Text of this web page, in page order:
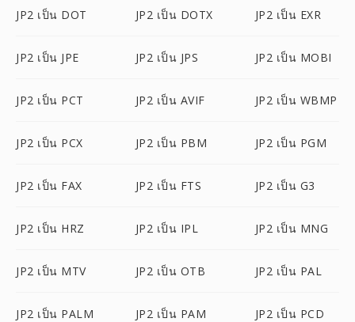
JP2 เป็น DOT JP2 เป็น DOTX JP2 เป็น EXR
JP2 เป็น JPE JP2 เป็น JPS JP2 เป็น MOBI
JP2 เป็น PCT JP2 เป็น AVIF JP2 เป็น WBMP
JP2 เป็น PCX JP2 เป็น PBM JP2 เป็น PGM
JP2 เป็น FAX JP2 เป็น FTS JP2 เป็น G3
JP2 เป็น HRZ JP2 เป็น IPL JP2 เป็น MNG
JP2 เป็น MTV JP2 เป็น OTB JP2 เป็น PAL
JP2 เป็น PALM JP2 เป็น PAM JP2 เป็น PCD